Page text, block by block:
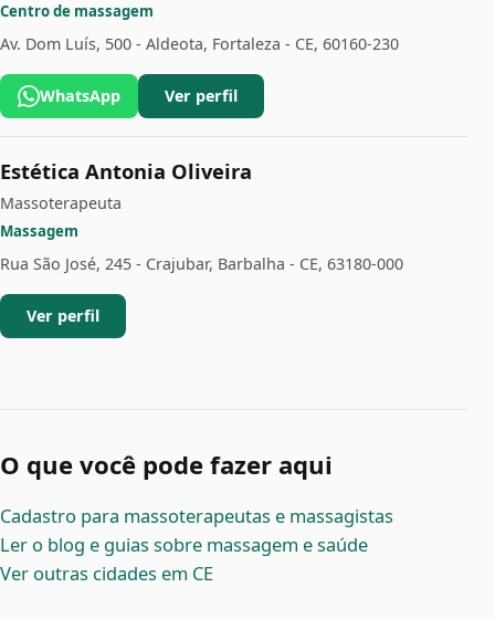
Centro de massagem
Av. Dom Luís, 500 - Aldeota, Fortaleza - CE, 60160-230
WhatsApp Ver perfil
Estética Antonia Oliveira
Massoterapeuta
Massagem
Rua São José, 245 - Crajubar, Barbalha - CE, 63180-000
Ver perfil
O que você pode fazer aqui
Cadastro para massoterapeutas e massagistas
Ler o blog e guias sobre massagem e saúde
Ver outras cidades em CE